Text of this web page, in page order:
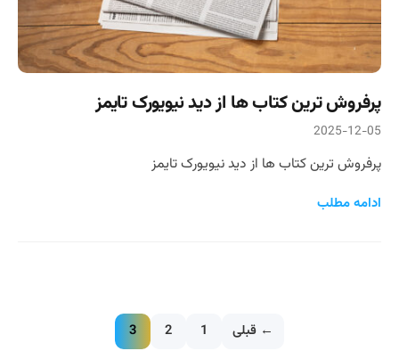
پرفروش ترین کتاب ها از دید نیویورک تایمز
2025-12-05
پرفروش ترین کتاب ها از دید نیویورک تایمز
ادامه مطلب
← قبلی 1
2
3